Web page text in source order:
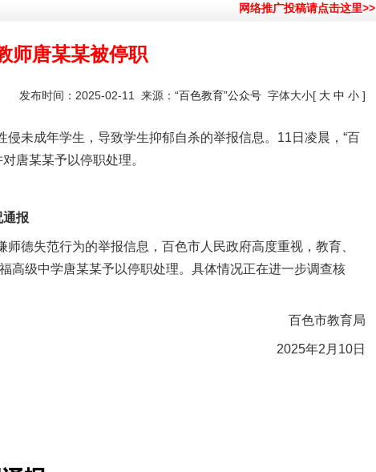
网络推广投稿请点击这里>>
师唐某某被停职
发布时间：2025-02-11 来源： “百色教育”公众号 字体大小[ 大 中 小 ]
成年学生，导致学生抑郁自杀的举报信息。11日凌晨，“百
唐某某予以停职处理。
通报
失范行为的举报信息，百色市人民政府高度重视，教育、
高级中学唐某某予以停职处理。具体情况正在进一步调查核
百色市教育局
2025年2月10日